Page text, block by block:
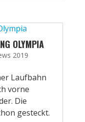
OLYMPIA
2019
Laufbahn
vorne
Die
gesteckt.